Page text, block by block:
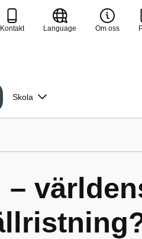
Kontakt Language Om oss
Skola
–